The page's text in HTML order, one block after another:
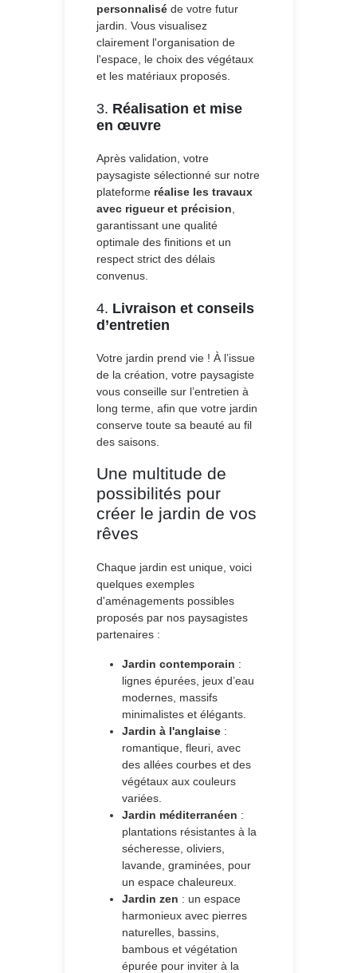
personnaliséde votre futur
jardin. Vous visualisez
clairement l'organisation de
l'espace, le choix des végétaux
et les matériaux proposés.
3. Réalisation et mise
en œuvre
Après validation, votre
paysagiste sélectionné sur notre
plateforme réalise les travaux
avec rigueur et précision,
garantissant une qualité
optimale des finitions et un
respect strict des délais
convenus.
4. Livraison et conseils
d’entretien
Votre jardin prend vie ! À l’issue
de la création, votre paysagiste
vous conseille sur l’entretien à
long terme, afin que votre jardin
conserve toute sa beauté au fil
des saisons.
Une multitude de
possibilités pour
créer le jardin de vos
rêves
Chaque jardin est unique, voici
quelques exemples
d'aménagements possibles
proposés par nos paysagistes
partenaires :
Jardin contemporain :
lignes épurées, jeux d’eau
modernes, massifs
minimalistes et élégants.
Jardin à l'anglaise:
romantique, fleuri, avec
des allées courbes et des
végétaux aux couleurs
variées.
Jardin méditerranéen :
plantations résistantes à la
sécheresse, oliviers,
lavande, graminées, pour
un espace chaleureux.
Jardin zen : un espace
harmonieux avec pierres
naturelles, bassins,
bambous et végétation
épurée pour inviter à la